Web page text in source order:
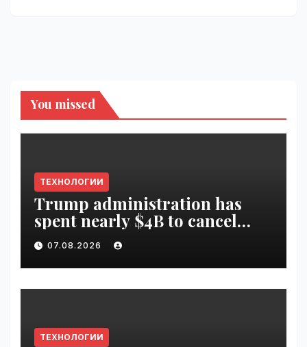
You missed
ТЕХНОЛОГИИ
Trump administration has
spent nearly $4B to cancel
offshore wind farms |
VseTime.ru
07.08.2026
ТЕХНОЛОГИИ